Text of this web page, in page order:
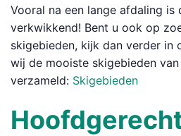
Vooral na een lange afdaling is
verkwikkend! Bent u ook op
skigebieden, kijk dan verder in
wij de mooiste skigebieden
verzameld: Skigebieden